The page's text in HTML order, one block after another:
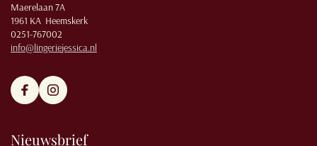
Maerelaan 7A
1961 KA Heemskerk
0251-767002
info@lingeriejessica.nl
Nieuwsbrief